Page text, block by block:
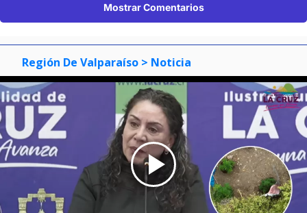
Mostrar Comentarios
Región De Valparaíso > Noticia